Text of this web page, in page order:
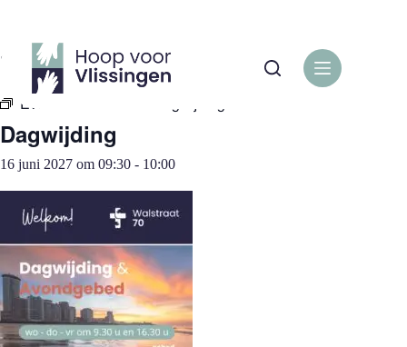
inhoud
« Alle Evenementen
Evenementenreeks:
Dagwijding
16 juni 2027 om 09:30 - 10:00